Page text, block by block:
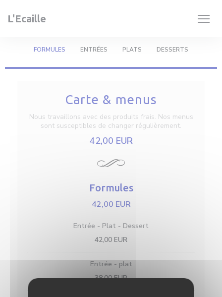
L'Ecaille
Carte & menus
Nous travaillons avec des produits frais. Nos menus
sont susceptibles de changer régulièrement.
42,00 EUR
Formules
42,00 EUR
Entrée - Plat - Dessert
42,00 EUR
Entrée - plat
38,00 EUR
FORMULES ENTRÉES PLATS DESSERTS